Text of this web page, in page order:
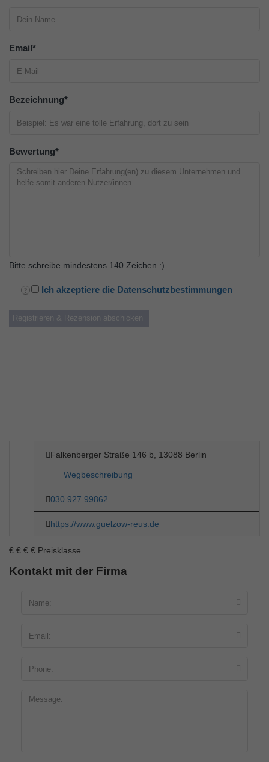
Email*
Bezeichnung*
Bewertung*
Bitte schreibe mindestens 140 Zeichen :)
Ich akzeptiere die Datenschutzbestimmungen
Falkenberger Straße 146 b, 13088 Berlin
Wegbeschreibung
030 927 99862
https://www.guelzow-reus.de
€ € € € Preisklasse
Kontakt mit der Firma